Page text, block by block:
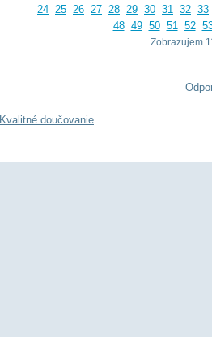
24 25 26 27 28 29 30 31 32 33
48 49 50 51 52
Zobrazujem
Kvalitné doučovanie